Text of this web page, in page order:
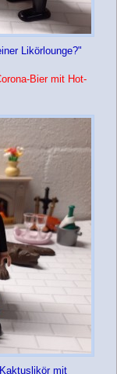
Likörlounge?"
Bier mit Hot-
mit